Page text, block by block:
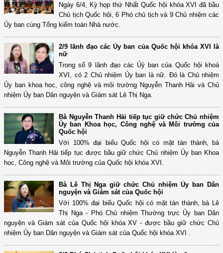
Ngày 6/4, Kỳ họp thứ Nhất Quốc hội khóa XVI đã bầu
Chủ tịch Quốc hội, 6 Phó chủ tịch và 9 Chủ nhiệm các
Ủy ban cùng Tổng kiểm toán Nhà nước.
2/9 lãnh đạo các Ủy ban của Quốc hội khóa XVI là
nữ
Trong số 9 lãnh đạo các Ủỷ ban của Quốc hội khoá
XVI, có 2 Chủ nhiệm Ủy ban là nữ. Đó là Chủ nhiệm
Ủy ban khoa học, công nghệ và môi trường Nguyễn Thanh Hải và Chủ
nhiệm Ủy ban Dân nguyện và Giám sát Lê Thị Nga.
Bà Nguyễn Thanh Hải tiếp tục giữ chức Chủ nhiệm
Ủy ban Khoa học, Công nghệ và Môi trường của
Quốc hội
Với 100% đại biểu Quốc hội có mặt tán thành, bà
Nguyễn Thanh Hải tiếp tục được bầu giữ chức Chủ nhiệm Ủy ban Khoa
học, Công nghệ và Môi trường của Quốc hội khóa XVI.
Bà Lê Thị Nga giữ chức Chủ nhiệm Ủy ban Dân
nguyện và Giám sát của Quốc hội
Với 100% đại biểu Quốc hội có mặt tán thành, bà Lê
Thị Nga - Phó Chủ nhiệm Thường trực Ủy ban Dân
nguyện và Giám sát của Quốc hội khóa XV - được bầu giữ chức Chủ
nhiệm Ủy ban Dân nguyện và Giám sát của Quốc hội khóa XVI .